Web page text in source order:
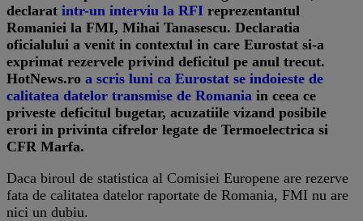
declarat intr-un interviu la RFI reprezentantul
Romaniei la FMI, Mihai Tanasescu. Declaratia
oficialului a venit in contextul in care Eurostat si-a
exprimat rezervele privind deficitul pe anul trecut.
HotNews.ro a scris luni ca Eurostat se indoieste de
calitatea datelor transmise de Romania in ceea ce
priveste deficitul bugetar, acuzatiile vizand posibile
erori in privinta cifrelor legate de Termoelectrica si
CFR Marfa.
Daca biroul de statistica al Comisiei Europene are rezerve
fata de calitatea datelor raportate de Romania, FMI nu are
nici un dubiu.